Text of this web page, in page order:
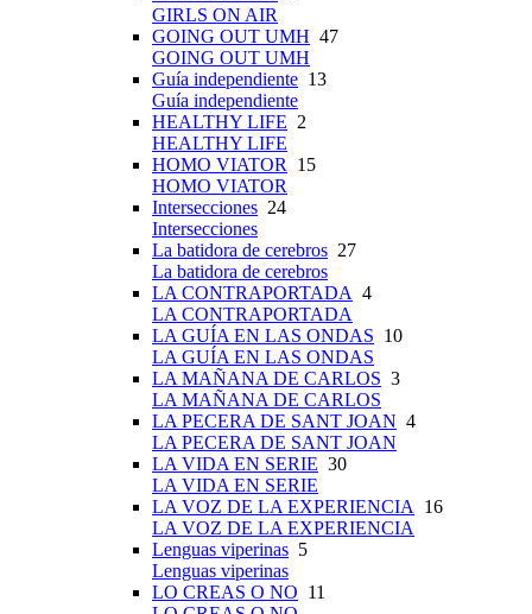
GIRLS ON AIR
GOING OUT UMH 47
GOING OUT UMH
Guía independiente 13
Guía independiente
HEALTHY LIFE 2
HEALTHY LIFE
HOMO VIATOR 15
HOMO VIATOR
Intersecciones 24
Intersecciones
La batidora de cerebros 27
La batidora de cerebros
LA CONTRAPORTADA 4
LA CONTRAPORTADA
LA GUÍA EN LAS ONDAS 10
LA GUÍA EN LAS ONDAS
LA MAÑANA DE CARLOS 3
LA MAÑANA DE CARLOS
LA PECERA DE SANT JOAN 4
LA PECERA DE SANT JOAN
LA VIDA EN SERIE 30
LA VIDA EN SERIE
LA VOZ DE LA EXPERIENCIA 16
LA VOZ DE LA EXPERIENCIA
Lenguas viperinas 5
Lenguas viperinas
LO CREAS O NO 11